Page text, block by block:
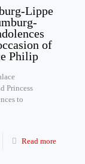
Lippe
of
Philip
Princess
to
Read more